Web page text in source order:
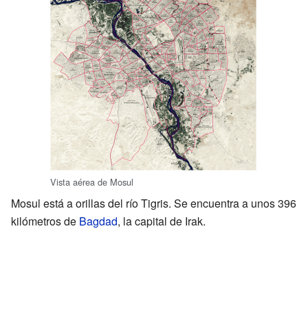
Vista aérea de Mosul
Mosul está a orillas del río Tigris. Se encuentra a unos 396
kilómetros de Bagdad, la capital de Irak.